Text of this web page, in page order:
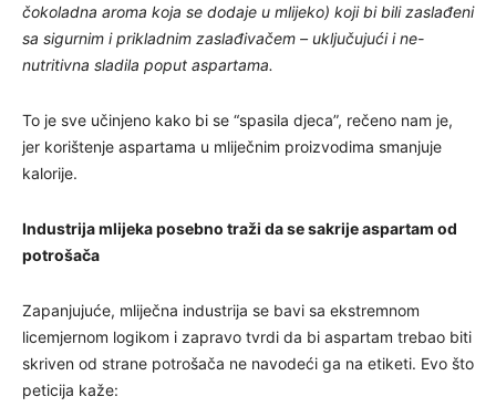
čokoladna aroma koja se dodaje u mlijeko) koji bi bili zaslađeni
sa sigurnim i prikladnim zaslađivačem – uključujući i ne-
nutritivna sladila poput aspartama.
To je sve učinjeno kako bi se “spasila djeca”, rečeno nam je,
jer korištenje aspartama u mliječnim proizvodima smanjuje
kalorije.
Industrija mlijeka posebno traži da se sakrije aspartam od
potrošača
Zapanjujuće, mliječna industrija se bavi sa ekstremnom
licemjernom logikom i zapravo tvrdi da bi aspartam trebao biti
skriven od strane potrošača ne navodeći ga na etiketi. Evo što
peticija kaže: